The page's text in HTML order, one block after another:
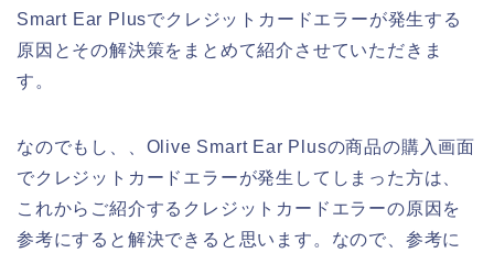
Smart Ear Plusでクレジットカードエラーが発生する
原因とその解決策をまとめて紹介させていただきま
す。
なのでもし、、Olive Smart Ear Plusの商品の購入画面
でクレジットカードエラーが発生してしまった方は、
これからご紹介するクレジットカードエラーの原因を
参考にすると解決できると思います。なので、参考に